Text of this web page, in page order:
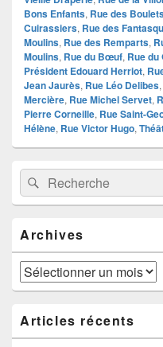
Bons Enfants, Rue des
Cuirassiers, Rue des
Moulins, Rue des Remparts,
Moulins, Rue du Bœuf, Rue du
Président Edouard Herriot,
Jean Jaurès, Rue Léo Delibes,
Mercière, Rue Michel Servet,
Pierre Corneille, Rue Saint-
Hélène, Rue Victor Hugo,
Zone
principale
de
widget
barre
latérale
Recherche :Rechercher
Archives
Archives
Articles récents